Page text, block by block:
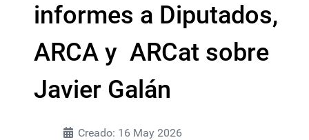
informes a Diputados,
ARCA y ARCat sobre
Javier Galán
Creado: 16 May 2026